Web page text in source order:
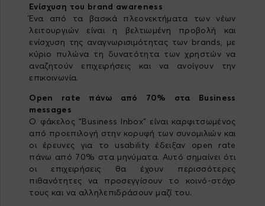
Ενίσχυση του brand awareness
Ένα από τα βασικά πλεονεκτήματα των νέων
λειτουργιών είναι η βελτιωμένη προβολή και
ενίσχυση της αναγνωρισιμότητας των brands, με
κύριο πυλώνα τη δυνατότητα των χρηστών να
αναζητούν επιχειρήσεις και να ανοίγουν την
επικοινωνία.
Open rate πάνω από 70% στα Business
messages
Ο φάκελος "Business Inbox" είναι καρφιτσωμένος
από προεπιλογή στην κορυφή των συνομιλιών και
οι έρευνες για το usability έδειξαν open rate
πάνω από 70% στα μηνύματα. Αυτό σημαίνει ότι
οι επιχειρήσεις θα έχουν περισσότερες
πιθανότητες να προσεγγίσουν το κοινό-στόχο
τους και να αλληλεπιδράσουν μαζί του.